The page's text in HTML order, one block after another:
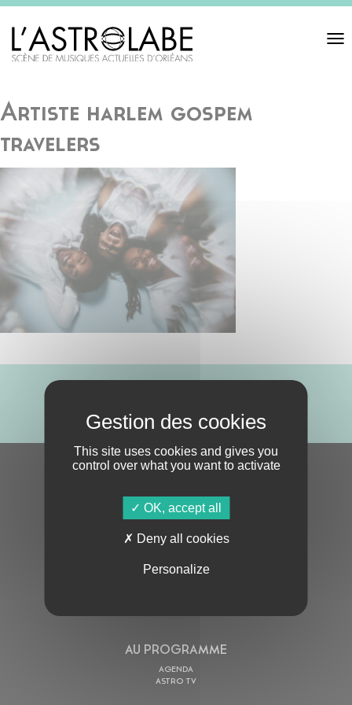
Toggle
Artiste harlem gospem
travelers
AU PROGRAMME
AGENDA
ASTRO TV
This site uses cookies and gives you
control over what you want to activate
OK, accept all
Deny all cookies
Personalize